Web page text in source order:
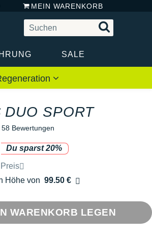
MEIN WARENKORB
SALE
DUO SPORT
58 Bewertungen
Du sparst 20%
der Marke
Höhe von 99.50 €
WARENKORB LEGEN